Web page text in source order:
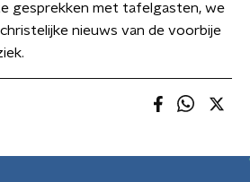
gesprekken met tafelgasten, we
nieuws van de voorbije